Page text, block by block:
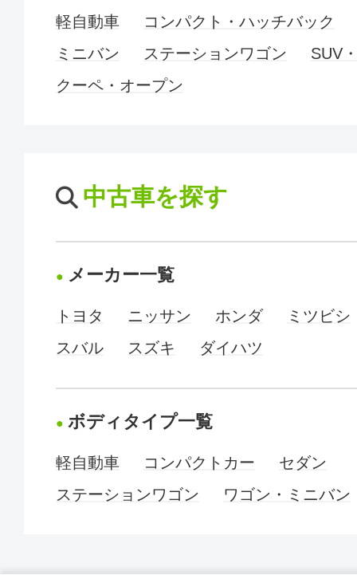
軽自動車
コンパクト・ハッチバック
ミニバン
ステーションワゴン
SUV
クーペ・オープン
中古車を探す
メーカー一覧
トヨタ ニッサン ホンダ
ミツビシ
スバル
スズキ ダイハツ
ボディタイプ一覧
軽自動車 コンパクトカー
セダン
ステーションワゴン
ワゴン・ミニバン